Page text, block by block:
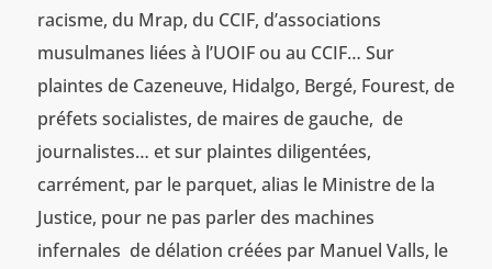
racisme, du Mrap, du CCIF, d’associations
musulmanes liées à l’UOIF ou au CCIF… Sur
plaintes de Cazeneuve, Hidalgo, Bergé, Fourest, de
préfets socialistes, de maires de gauche, de
journalistes… et sur plaintes diligentées,
carrément, par le parquet, alias le Ministre de la
Justice, pour ne pas parler des machines
infernales de délation créées par Manuel Valls, le